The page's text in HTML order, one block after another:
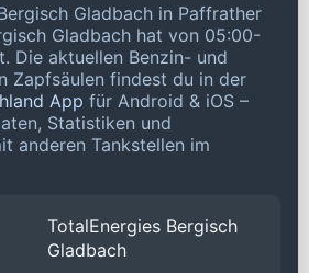
Gladbach in Paffrather
Gladbach hat von 05:00-
Die aktuellen Benzin- und
Zapfsäulen findest du in der
App für Android & iOS –
Statistiken und
anderen Tankstellen im
TotalEnergies Bergisch
Gladbach